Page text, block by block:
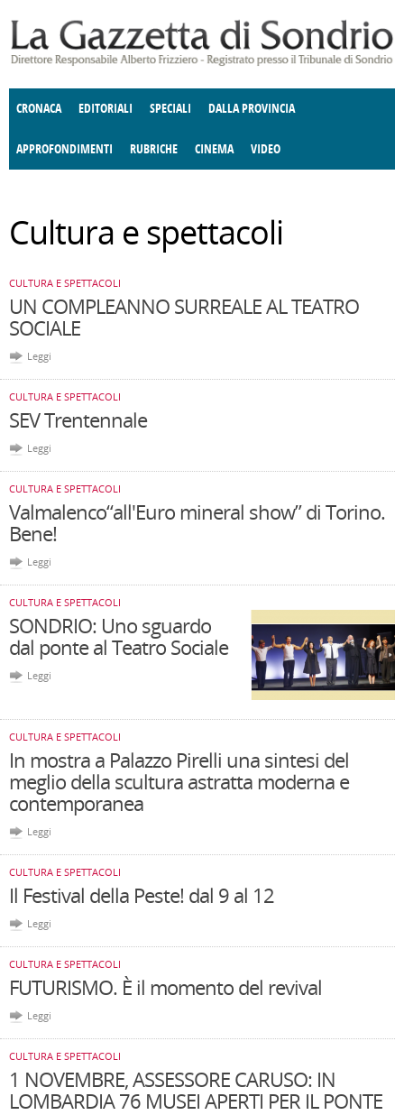
CRONACA EDITORIALI SPECIALI DALLA PROVINCIA
APPROFONDIMENTI
CULTURA E SPETTACOLI POLITICA
RUBRICHE
DELLE IDEE FATTI DELLO SPIRITO CCCVA
CINEMA VIDEO
Cultura e spettacoli
CULTURA E SPETTACOLI
UN COMPLEANNO SURREALE AL TEATRO
SOCIALE
Leggi
CULTURA E SPETTACOLI
SEV Trentennale
Leggi
CULTURA E SPETTACOLI
Valmalenco“all'Euro mineral show” di Torino.
Bene!
Leggi
CULTURA E SPETTACOLI
SONDRIO: Uno sguardo
dal ponte al Teatro Sociale
Leggi
CULTURA E SPETTACOLI
In mostra a Palazzo Pirelli una sintesi del
meglio della scultura astratta moderna e
contemporanea
Leggi
CULTURA E SPETTACOLI
Il Festival della Peste! dal 9 al 12
Leggi
CULTURA E SPETTACOLI
FUTURISMO. È il momento del revival
Leggi
CULTURA E SPETTACOLI
1 NOVEMBRE, ASSESSORE CARUSO: IN
LOMBARDIA 76 MUSEI APERTI PER IL PONTE